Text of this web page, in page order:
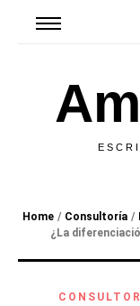
Home / Consultoría /
¿La